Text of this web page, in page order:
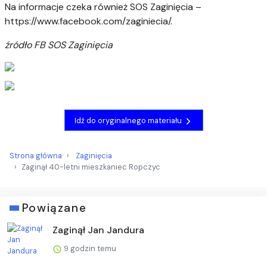
Na informacje czeka równieżSOS Zaginięcia –
https://www.facebook.com/zaginiecia/.
źródło FB SOS Zaginięcia
Idź do oryginalnego materiału
Strona główna
Zaginięcia
Zaginął 40-letni mieszkaniec Ropczyc
Powiązane
Zaginął Jan Jandura
9 godzin temu